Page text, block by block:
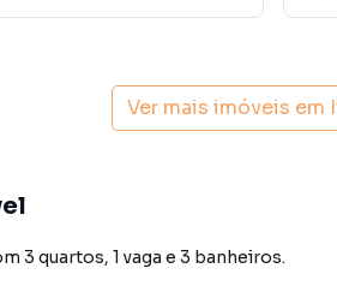
Ver mais imóveis em
3 quartos, 1 vaga e 3 banheiros.